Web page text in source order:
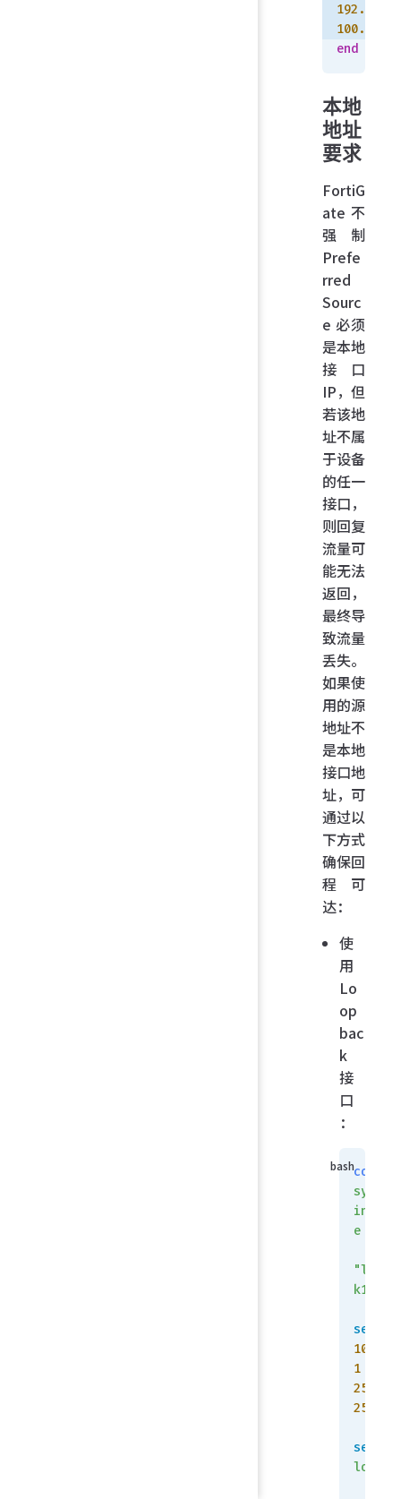
192.168.
100.99
end
本地
地址
要求
FortiG
ate 不
强制
Prefe
rred
Sourc
e 必须
是本地
接口
IP，但
若该地
址不属
于设备
的任一
接口，
则回复
流量可
能无法
返回，
最终导
致流量
丢失。
如果使
用的源
地址不
是本地
接口地
址，可
通过以
下方式
确保回
程可
达：
使
用
Lo
op
bac
k
接
口
：
config
system
e
k1"
set
1
set